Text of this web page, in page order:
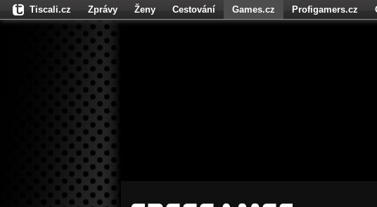
Tiscali.cz Zprávy Ženy Cestování Games.cz Profigamers.cz
Fights.cz